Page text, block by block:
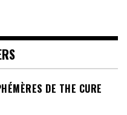
DE THE CURE